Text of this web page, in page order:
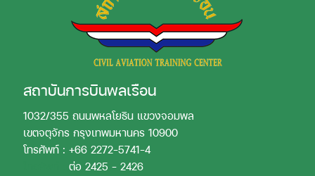
สถาบันการบินพลเรือน
1032/355 ถนนพหลโยธิน แขวงจอมพล
เขตจตุจักร กรุงเทพมหานคร 10900
โทรศัพท์ : +66 2272-5741-4
ต่อ 2425 - 2426